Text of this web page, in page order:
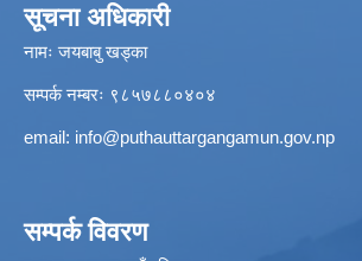
सूचना अधिकारी
नामः जयबाबु खड्का
सम्पर्क नम्बरः ९८५७८८०४०४
email: info@puthauttargangamun.gov.np
सम्पर्क विवरण